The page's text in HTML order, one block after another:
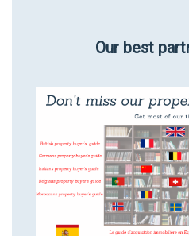
Our best